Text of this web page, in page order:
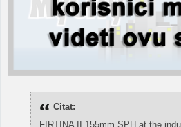
Citat:
FIRTINA II 155mm SPH at the